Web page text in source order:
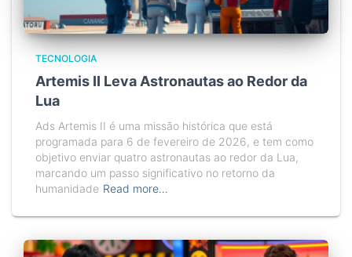
TECNOLOGIA
Artemis II Leva Astronautas ao Redor da
Lua
Ads Artemis II é uma missão histórica que está
programada para 6 de fevereiro de 2026, e tem como
objetivo enviar quatro astronautas ao redor da Lua,
marcando um passo significativo no retorno da
humanidade Read more…